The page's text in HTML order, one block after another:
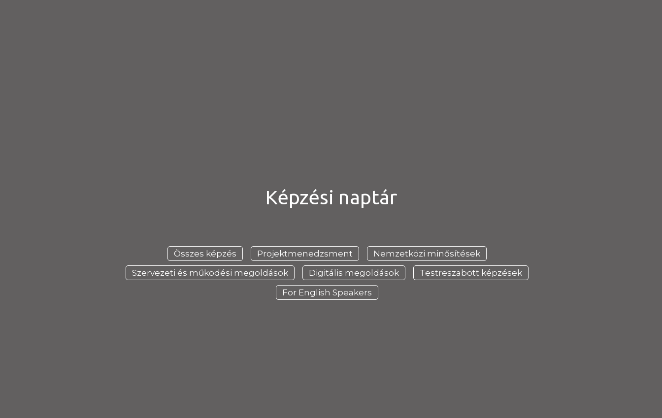
Képzési naptár
Összes képzés Projektmenedzsment
Nemzetközi minősítések
Szervezeti és működési megoldások
Digitális megoldások
Testreszabott képzések
For English Speakers